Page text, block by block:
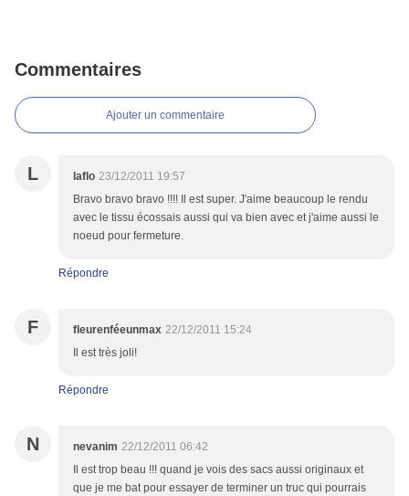
Commentaires
Ajouter un commentaire
L laflo 23/12/2011 19:57
Bravo bravo bravo !!!! Il est super. J'aime beaucoup le rendu
avec le tissu écossais aussi qui va bien avec et j'aime aussi le
noeud pour fermeture.
Répondre
F fleurenféeunmax 22/12/2011 15:24
Il est très joli!
Répondre
N nevanim 22/12/2011 06:42
Il est trop beau !!! quand je vois des sacs aussi originaux et
que je me bat pour essayer de terminer un truc qui pourrais